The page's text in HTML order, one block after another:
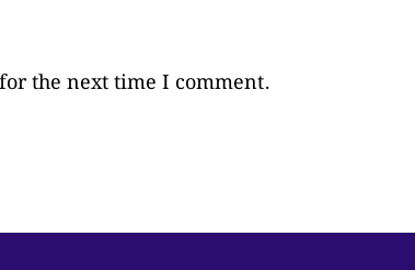
the next time I comment.